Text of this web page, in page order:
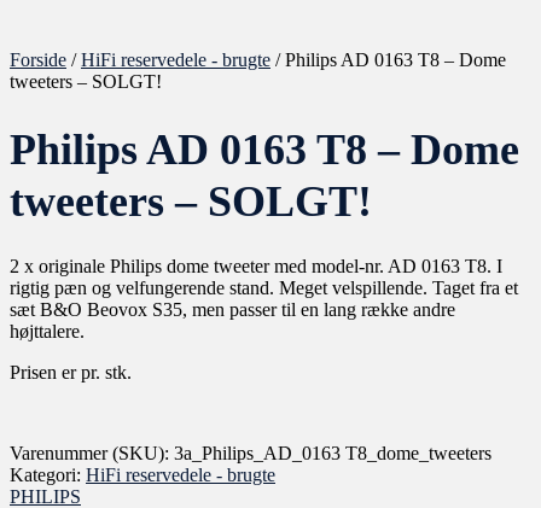
Forside /HiFi reservedele - brugte / Philips AD 0163 T8 – Dome
tweeters – SOLGT!
Philips AD 0163 T8 – Dome
tweeters – SOLGT!
2 x originale Philips dome tweeter med model-nr. AD 0163 T8. I
rigtig pæn og velfungerende stand. Meget velspillende. Taget fra et
sæt B&O Beovox S35, men passer til en lang række andre
højttalere.
Prisen er pr. stk.
Varenummer (SKU): 3a_Philips_AD_0163 T8_dome_tweeters
Kategori: HiFi reservedele - brugte
PHILIPS